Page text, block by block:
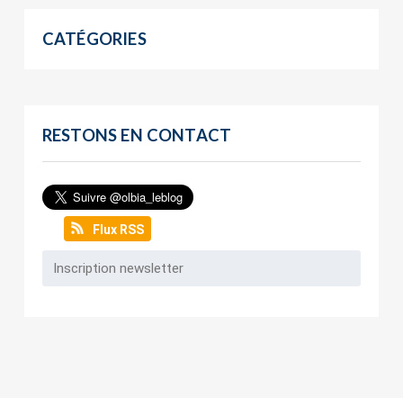
CATÉGORIES
RESTONS EN CONTACT
Flux RSS